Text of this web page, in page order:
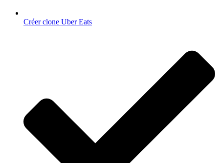
Créer clone Uber Eats